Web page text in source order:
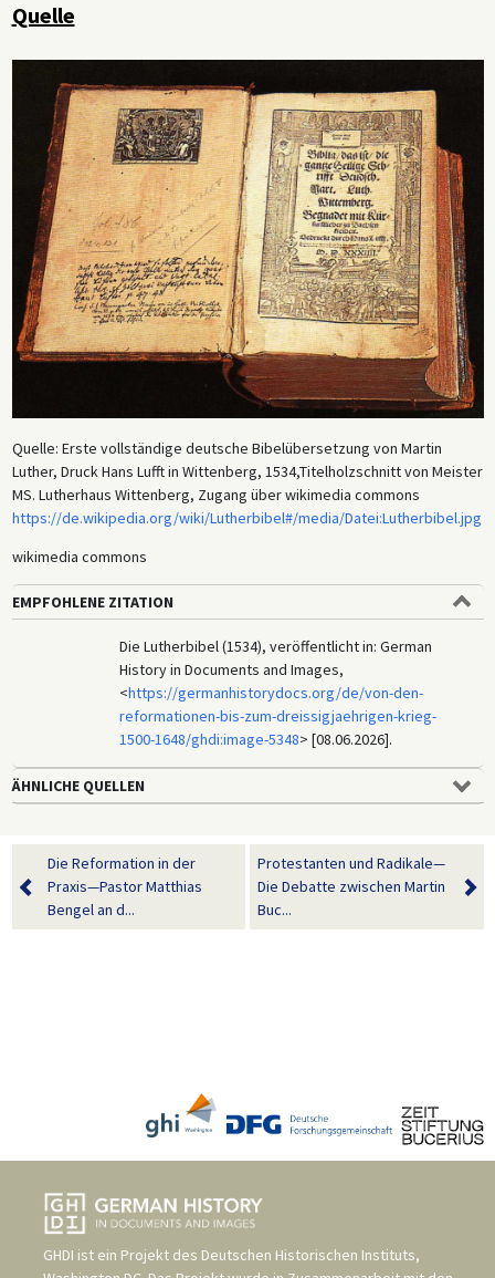
Quelle
Quelle: Erste vollständige deutsche Bibelübersetzung von Martin
Luther, Druck Hans Lufft in Wittenberg, 1534,Titelholzschnitt von Meister
MS. Lutherhaus Wittenberg, Zugang über wikimedia commons
https://de.wikipedia.org/wiki/Lutherbibel#/media/Datei:Lutherbibel.jpg
wikimedia commons
EMPFOHLENE ZITATION
Die Lutherbibel (1534), veröffentlicht in: German
History in Documents and Images,
<https://germanhistorydocs.org/de/von-den-
reformationen-bis-zum-dreissigjaehrigen-krieg-
1500-1648/ghdi:image-5348> [08.06.2026].
ÄHNLICHE QUELLEN
Die Reformation in der
Praxis—Pastor Matthias
Bengel an d...
Protestanten und Radikale—
Die Debatte zwischen Martin
Buc...
GHDI ist ein Projekt des Deutschen Historischen Instituts,